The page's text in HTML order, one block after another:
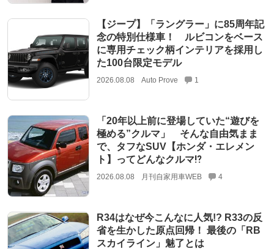
【ジープ】「ラングラー」に85周年記
念の特別仕様車！ ルビコンをベース
に専用チェック柄インテリアを採用し
た100台限定モデル
2026.08.08 Auto Prove 1
「20年以上前に登場していた“遊びを
極める”クルマ」 そんな自由気まま
で、タフなSUV【ホンダ・エレメン
ト】ってどんなクルマ⁉︎
2026.08.08 月刊自家用車WEB 4
R34はなぜ今こんなに人気!? R33の反
省を生かした原点回帰！ 最後の「RB
スカイライン」魅了とは